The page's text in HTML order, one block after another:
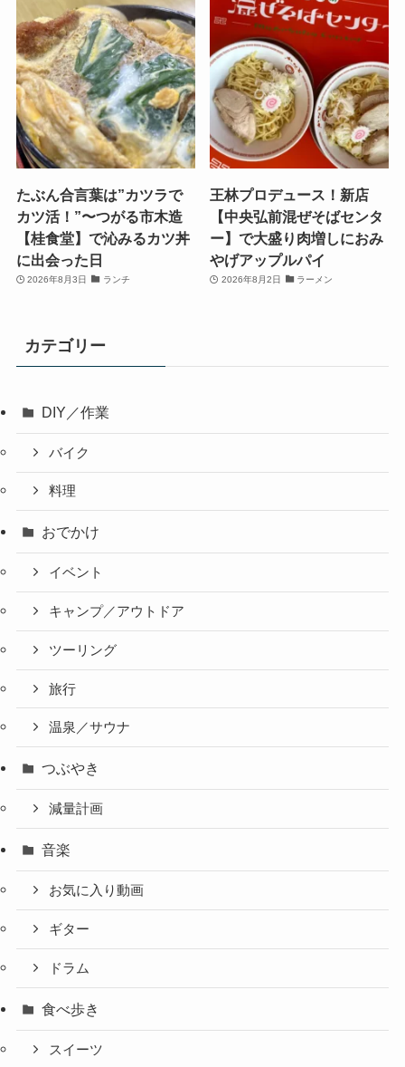
たぶん合言葉は”カツラで
カツ活！”〜つがる市木造
【桂食堂】で沁みるカツ丼
に出会った日
2026年8月3日 ランチ
王林プロデュース！新店
【中央弘前混ぜそばセンタ
ー】で大盛り肉増しにおみ
やげアップルパイ
2026年8月2日 ラーメン
カテゴリー
DIY／作業
バイク
料理
おでかけ
イベント
キャンプ／アウトドア
ツーリング
旅行
温泉／サウナ
つぶやき
減量計画
音楽
お気に入り動画
ギター
ドラム
食べ歩き
スイーツ